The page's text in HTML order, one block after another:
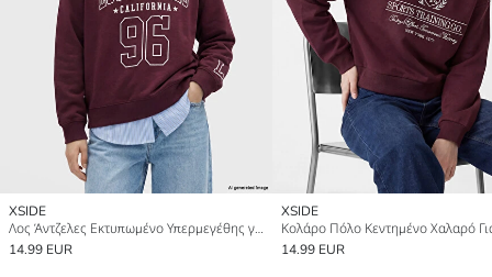
XSIDE
Λος Άντζελες Εκτυπωμένο Υπερμεγέθης για γυναίκες Φούτερ
14.99 EUR
XSIDE
14.99 EUR